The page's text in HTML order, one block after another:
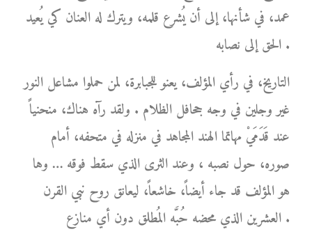
عمد، في شأنها، إلى أن يُشرع قلمه، ويترك له العنان كي يُعيد
الحق إلى نصابه .
التاريخ، في رأي المؤلف، يعنو للجبابرة، لمن حملوا مشاعل النور
غير وجلين في وجه جحافل الظلام . ولقد رآه هناك، منحنياً
عند قَدَمَيْ مهاتما الهند المجاهد في منزله في متحفه، أمام
صوره، حول نصبه ، وعند الثرى الذي سقط فوقه … وها
هو المؤلف قد جاء أيضاً، خاشعاً، ليعانق روح نبي القرن
العشرين الذي محضه حُبَّه المُطلق دون أي منازع .